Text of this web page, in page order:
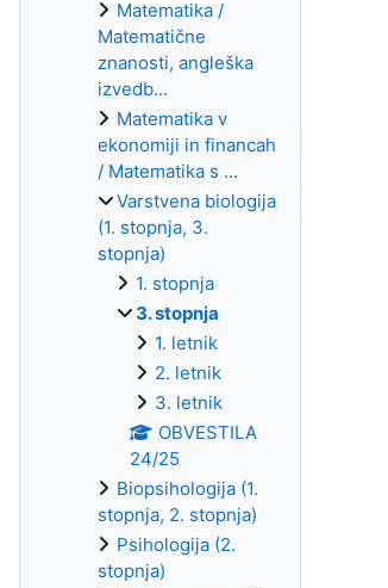
Matematika /
Matematične
znanosti, angleška
izvedb...
Matematika v
ekonomiji in financah
/ Matematika s ...
Varstvena biologija
(1. stopnja, 3.
stopnja)
1. stopnja
3. stopnja
1. letnik
2. letnik
3. letnik
OBVESTILA
24/25
Biopsihologija (1.
stopnja, 2. stopnja)
Psihologija (2.
stopnja)